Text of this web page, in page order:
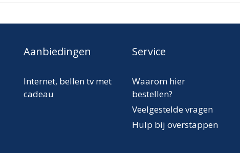
Aanbiedingen
Internet, bellen tv met
cadeau
Service
Waarom hier
bestellen?
Veelgestelde vragen
Hulp bij overstappen